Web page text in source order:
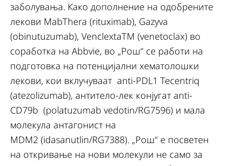
заболувања. Како дополнение на одобрените
лекови MabThera (rituximab), Gazyva
(obinutuzumab), VenclextaТМ (venetoclax) во
соработка на Abbvie, во „Рош“ се работи на
подготовка на потенцијални хематолошки
лекови, кои вклучуваат anti-PDL1 Tecentriq
(atezolizumab), антитело-лек конјугат anti-
CD79b (polatuzumab vedotin/RG7596) и мала
молекула антагонист на
MDM2 (idasanutlin/RG7388). „Рош“ е посветен
на откривање на нови молекули не само за